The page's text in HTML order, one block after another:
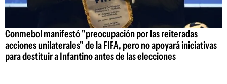
Conmebol manifestó "preocupación por las reiteradas
acciones unilaterales" de la FIFA, pero no apoyará iniciativas
para destituir a Infantino antes de las elecciones